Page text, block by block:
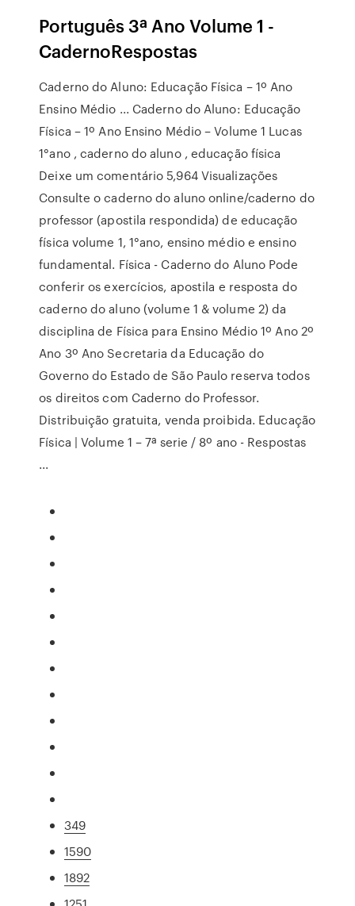
Português 3ª Ano Volume 1 -
CadernoRespostas
Caderno do Aluno: Educação Física – 1º Ano
Ensino Médio ... Caderno do Aluno: Educação
Física – 1º Ano Ensino Médio – Volume 1 Lucas
1°ano , caderno do aluno , educação física
Deixe um comentário 5,964 Visualizações
Consulte o caderno do aluno online/caderno do
professor (apostila respondida) de educação
física volume 1, 1°ano, ensino médio e ensino
fundamental. Física - Caderno do Aluno Pode
conferir os exercícios, apostila e resposta do
caderno do aluno (volume 1 & volume 2) da
disciplina de Física para Ensino Médio 1º Ano 2º
Ano 3º Ano Secretaria da Educação do
Governo do Estado de São Paulo reserva todos
os direitos com Caderno do Professor.
Distribuição gratuita, venda proibida. Educação
Física | Volume 1 – 7ª serie / 8º ano - Respostas
...
349
1590
1892